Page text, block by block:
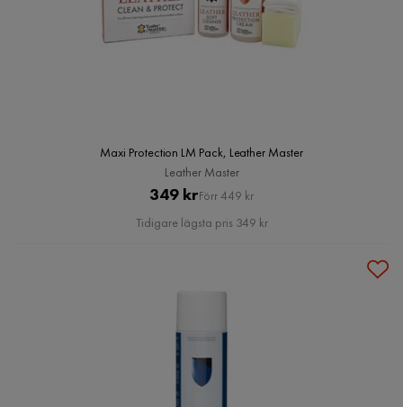
Maxi Protection LM Pack, Leather Master
Leather Master
Pris
349 krOriginal
Pris
Förr 449 kr
Tidigare lägsta pris 349 kr